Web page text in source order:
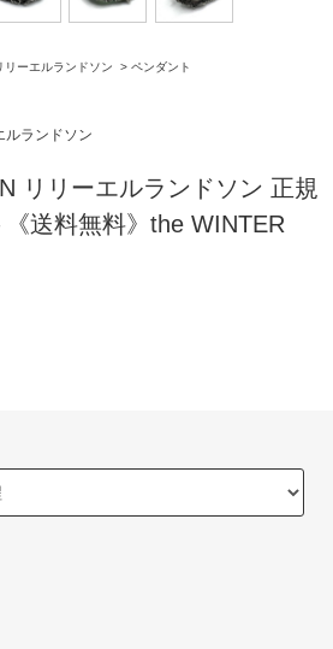
ーエルランドソン > ペンダント
ルランドソン
リリーエルランドソン 正規
送料無料》the WINTER